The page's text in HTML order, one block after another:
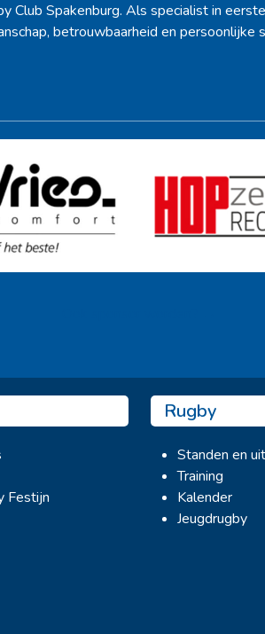
Club Spakenburg. Als specialist in
betrouwbaarheid en
Festijn
Rugby
Standen en
Training
Kalender
Jeugdrugby